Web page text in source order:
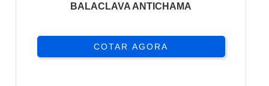
BALACLAVA ANTICHAMA
COTAR AGORA